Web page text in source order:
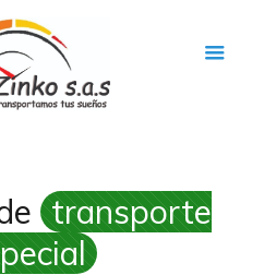
transporte